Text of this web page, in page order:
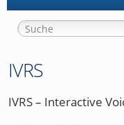
IVRS
IVRS – Interactive